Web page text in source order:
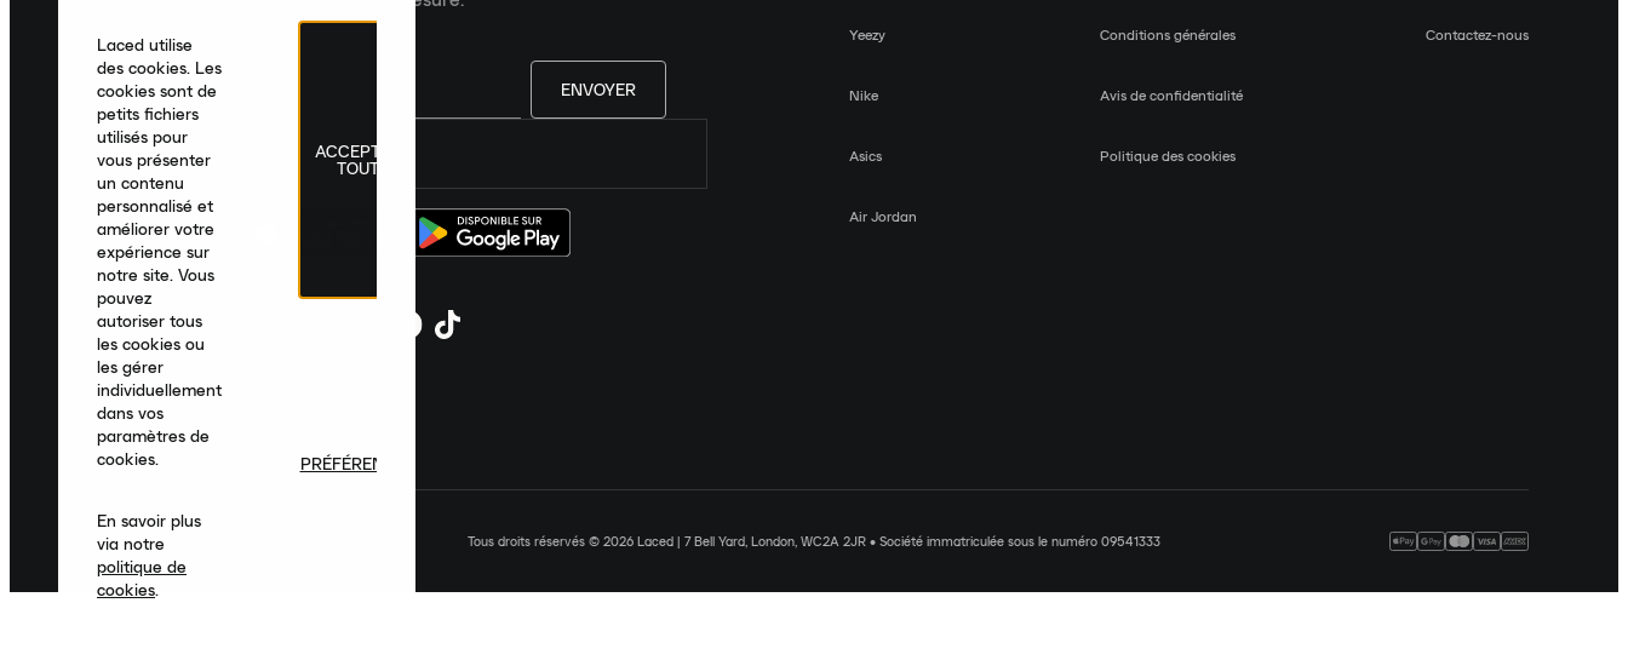
ENVOYER
France|Français
Yeezy
Nike
Asics
Air Jordan
Conditions générales
Avis de confidentialité
Politique des cookies
Contactez-nous
Tous droits réservés © 2026 Laced | 7 Bell Yard, London, WC2A 2JR • Société immatriculée sous le numéro 09541333
Laced utilise
des cookies. Les
cookies sont de
petits fichiers
utilisés pour
vous présenter
un contenu
personnalisé et
améliorer votre
expérience sur
notre site. Vous
pouvez
autoriser tous
les cookies ou
les gérer
individuellement
dans vos
paramètres de
cookies.
En savoir plus
via notre
politique de
cookies.
ACCEPTER
TOUT
PRÉFÉRENCES